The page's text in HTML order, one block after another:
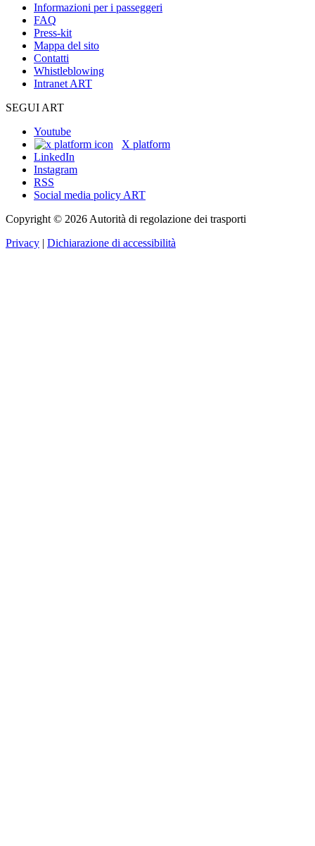
Informazioni per i passeggeri
FAQ
Press-kit
Mappa del sito
Contatti
Whistleblowing
Intranet ART
SEGUI ART
Youtube
X platform
LinkedIn
Instagram
RSS
Social media policy ART
Copyright © 2026 Autorità di regolazione dei trasporti
Privacy | Dichiarazione di accessibilità